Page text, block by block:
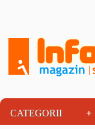
CATEGORII +
INFOCENTER